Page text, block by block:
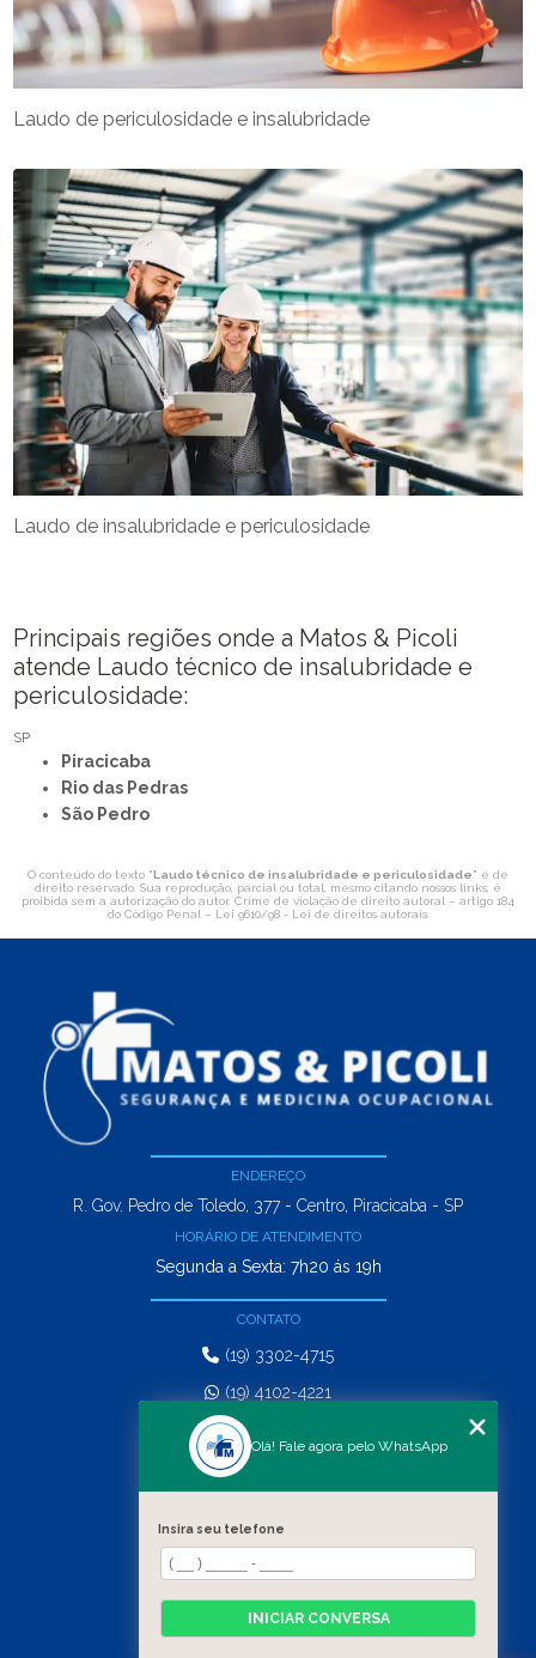
Laudo de periculosidade e insalubridade
Laudo de insalubridade e periculosidade
Principais regiões onde a Matos & Picoli
atende Laudo técnico de insalubridade e
periculosidade:
SP
Piracicaba
Rio das Pedras
São Pedro
O conteúdo do texto "Laudo técnico de insalubridade e periculosidade" é de
direito reservado. Sua reprodução, parcial ou total, mesmo citando nossos links, é
proibida sem a autorização do autor. Crime de violação de direito autoral – artigo 184
do Código Penal – Lei 9610/98 - Lei de direitos autorais.
ENDEREÇO
R. Gov. Pedro de Toledo, 377 - Centro, Piracicaba - SP
HORÁRIO DE ATENDIMENTO
Segunda a Sexta: 7h20 ás 19h
CONTATO
(19) 3302-4715
(19) 4102-4221
comercial@matosepicoli.com.br
HOME
QUEM SOMOS
CONTATO
Olá! Fale agora pelo WhatsApp
Insira seu telefone
INICIAR CONVERSA